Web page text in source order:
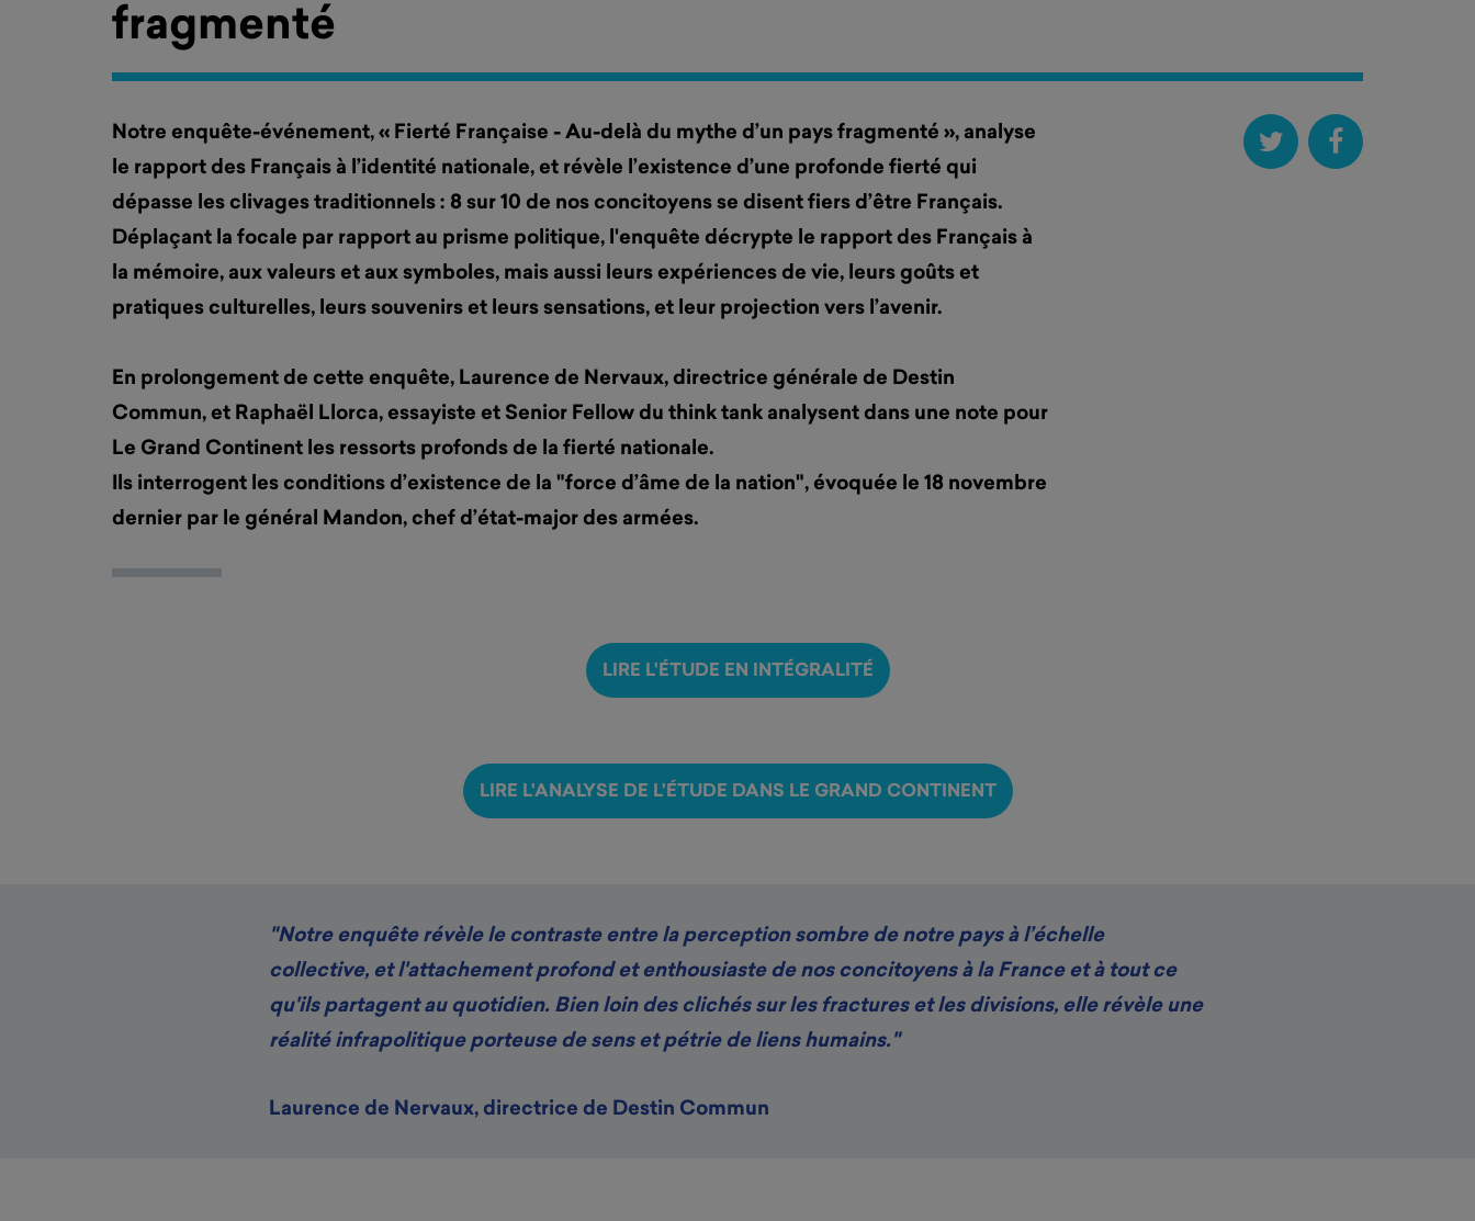
fragmenté
Notre enquête-événement, « Fierté Française - Au-delà du mythe d’un pays fragmenté », analyse
le rapport des Français à l’identité nationale, et révèle l’existence d’une profonde fierté qui
dépasse les clivages traditionnels : 8 sur 10 de nos concitoyens se disent fiers d’être Français.
Déplaçant la focale par rapport au prisme politique, l'enquête décrypte le rapport des Français à
la mémoire, aux valeurs et aux symboles, mais aussi leurs expériences de vie, leurs goûts et
pratiques culturelles, leurs souvenirs et leurs sensations, et leur projection vers l’avenir.
En prolongement de cette enquête, Laurence de Nervaux, directrice générale de Destin
Commun, et Raphaël Llorca, essayiste et Senior Fellow du think tank analysent dans une note pour
Le Grand Continent les ressorts profonds de la fierté nationale.
Ils interrogent les conditions d’existence de la "force d’âme de la nation", évoquée le 18 novembre
dernier par le général Mandon, chef d’état-major des armées.
LIRE L'ÉTUDE EN INTÉGRALITÉ
LIRE L'ANALYSE DE L'ÉTUDE DANS LE GRAND CONTINENT
"Notre enquête révèle le contraste entre la perception sombre de notre pays à l’échelle
collective, et l'attachement profond et enthousiaste de nos concitoyens à la France et à tout ce
qu'ils partagent au quotidien. Bien loin des clichés sur les fractures et les divisions, elle révèle une
réalité infrapolitique porteuse de sens et pétrie de liens humains."
Laurence de Nervaux, directrice de Destin Commun